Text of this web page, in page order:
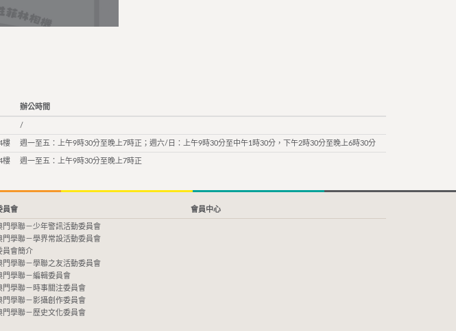
辦公時間
/
樓 週一至五：上午9時30分至晚上7時正；週六/日：上午9時30分至中午1時30分，下午2時30分至晚上6時30分
樓 週一至五：上午9時30分至晚上7時正
員會
門學聯－少年警訊活動委員會
門學聯－學界常設活動委員會
員會簡介
門學聯－學聯之友活動委員會
門學聯－編輯委員會
門學聯－時事關注委員會
門學聯－影攝創作委員會
門學聯－歷史文化委員會
會員中心